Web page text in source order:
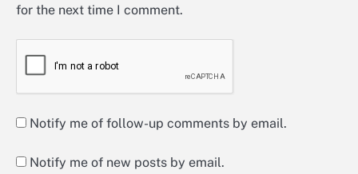
for the next time I comment.
Notify me of follow-up comments by email.
Notify me of new posts by email.